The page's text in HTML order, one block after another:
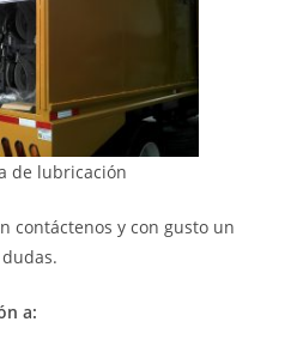
de lubricación
contáctenos y con gusto un
a: